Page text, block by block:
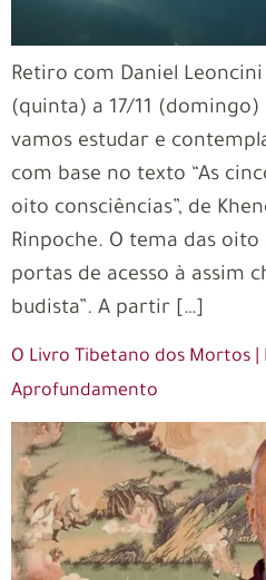
Retiro com Daniel Leoncini
(quinta) a 17/11
vamos estudar e
com base no texto “As
oito consciências”, de
Rinpoche. O tema das
portas de acesso à assim
budista”. A partir […]
O Livro Tibetano dos Mortos |
Aprofundamento